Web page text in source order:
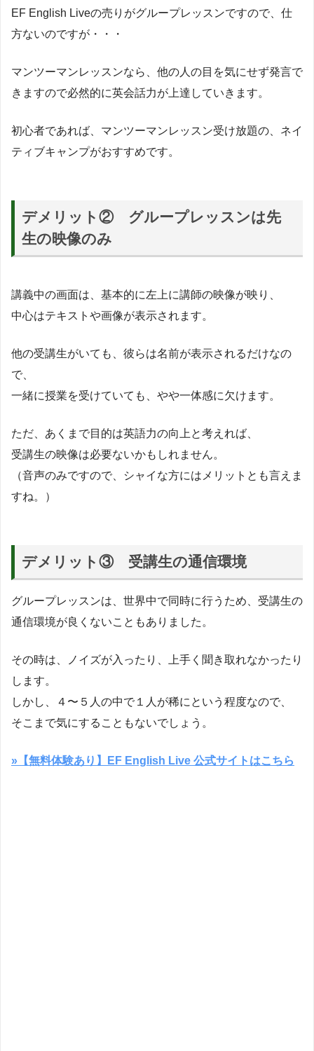
EF English Liveの売りがグループレッスンですので、仕
方ないのですが・・・
マンツーマンレッスンなら、他の人の目を気にせず発言で
きますので必然的に英会話力が上達していきます。
初心者であれば、マンツーマンレッスン受け放題の、ネイ
ティブキャンプがおすすめです。
デメリット② グループレッスンは先
生の映像のみ
講義中の画面は、基本的に左上に講師の映像が映り、
中心はテキストや画像が表示されます。
他の受講生がいても、彼らは名前が表示されるだけなの
で、
一緒に授業を受けていても、やや一体感に欠けます。
ただ、あくまで目的は英語力の向上と考えれば、
受講生の映像は必要ないかもしれません。
（音声のみですので、シャイな方にはメリットとも言えま
すね。）
デメリット③ 受講生の通信環境
グループレッスンは、世界中で同時に行うため、受講生の
通信環境が良くないこともありました。
その時は、ノイズが入ったり、上手く聞き取れなかったり
します。
しかし、４〜５人の中で１人が稀にという程度なので、
そこまで気にすることもないでしょう。
»【無料体験あり】EF English Live 公式サイトはこちら